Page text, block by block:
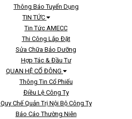
Thông Báo Tuyển Dụng
TIN TỨC
Tin Tức AMECC
Thi Công Lắp Đặt
Sửa Chữa Bảo Dưỡng
Hợp Tác & Đầu Tư
QUAN HỆ CỔ ĐÔNG
Thông Tin Cổ Phiếu
Điều Lệ Công Ty
Quy Chế Quản Trị Nội Bộ Công Ty
Báo Cáo Thường Niên